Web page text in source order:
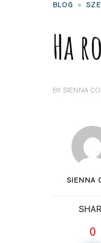
BLOG
Ha
BY SIENNA
SIENNA
0